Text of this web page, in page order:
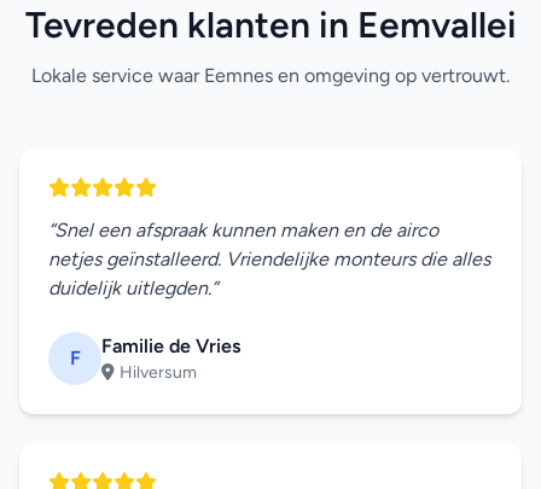
Tevreden klanten in Eemvallei
Lokale service waar Eemnes en omgeving op vertrouwt.
“Snel een afspraak kunnen maken en de airco
netjes geïnstalleerd. Vriendelijke monteurs die alles
duidelijk uitlegden.”
F
Familie de Vries
Hilversum